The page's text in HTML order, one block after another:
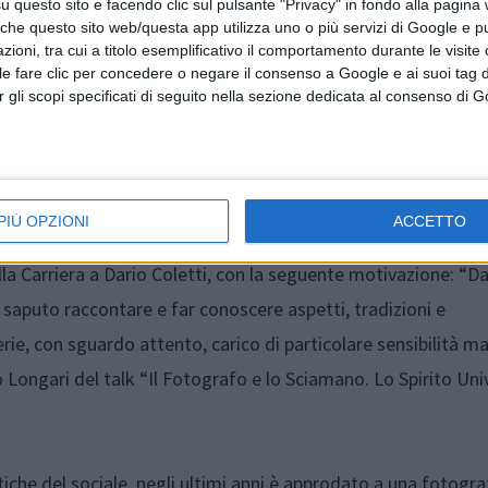
questo sito e facendo clic sul pulsante "Privacy" in fondo alla pagina
questo sito web/questa app utilizza uno o più servizi di Google e
tra cui a titolo esemplificativo il comportamento durante le visite
fare clic per concedere o negare il consenso a Google e ai suoi tag
gli scopi specificati di seguito nella sezione dedicata al consenso di
OPZIONI ACCETTO
“Adagio Napoletano. L’Impulso della genesi. La
Adami, nel 2018 ha ricevuto il titolo di Fotografo
nei vicoli dei Quartieri Spagnoli di Napoli, ha vinto
stato esposto in numerose gallerie fotografiche
Maestra della Fotografia Italiana. Alleore 18.30il
Carriera a Dario Coletti, con la seguente motivazione:
raccontare e far conoscere aspetti, tradizioni e
con sguardo attento, carico di particolare sensibilità
Longari del talk “Il Fotografo e lo Sciamano. Lo Spirito